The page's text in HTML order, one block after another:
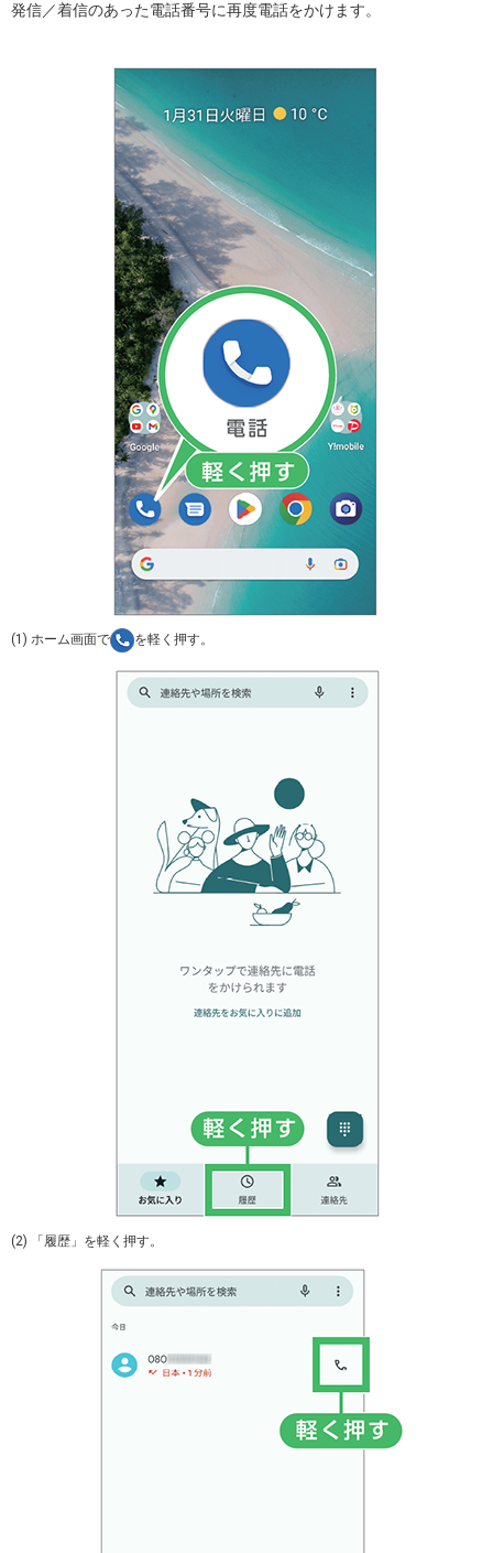
発信／着信のあった電話番号に再度電話をかけます。
(1) ホーム画面で を軽く押す。
(2) 「履歴」を軽く押す。